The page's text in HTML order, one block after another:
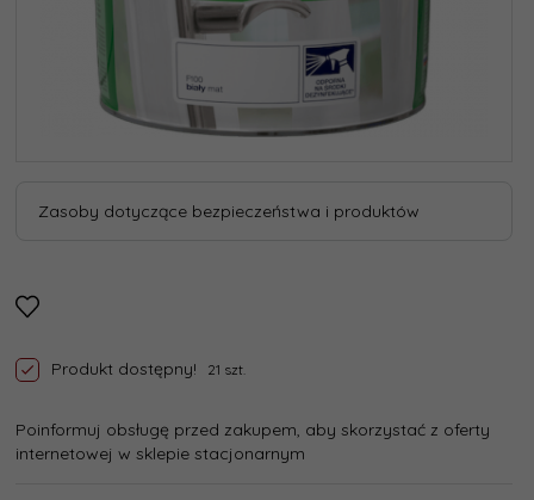
Zasoby dotyczące bezpieczeństwa i produktów
Produkt dostępny! 21 szt.
Poinformuj obsługę przed zakupem, aby skorzystać z oferty
internetowej w sklepie stacjonarnym